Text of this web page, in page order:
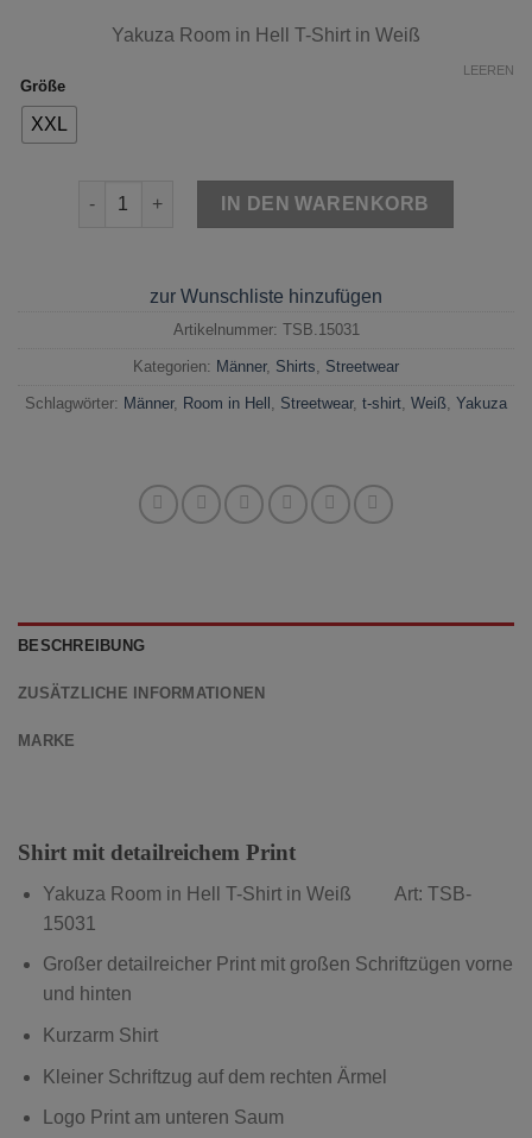
Yakuza Room in Hell T-Shirt in Weiß
Größe
XXL
LEEREN
Yakuza Room in Hell T-Shirt Weiß Menge
IN DEN WARENKORB
zur Wunschliste hinzufügen
Artikelnummer: TSB.15031
Kategorien: Männer, Shirts Streetwear
Schlagwörter: Männer, Room in Hell Streetwear, t-shirt Weiß Yakuza
BESCHREIBUNG
ZUSÄTZLICHE INFORMATIONEN
MARKE
Shirt mit detailreichem Print
Yakuza Room in Hell T-Shirt in Weiß Art: TSB-
15031
Großer detailreicher Print mit großen Schriftzügen vorne
und hinten
Kurzarm Shirt
Kleiner Schriftzug auf dem rechten Ärmel
Logo Print am unteren Saum